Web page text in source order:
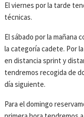
El viernes por la tarde
técnicas.
El sábado por la mañana
la categoría cadete. Por
en distancia sprint y
tendremos recogida de
día siguiente.
Para el domingo